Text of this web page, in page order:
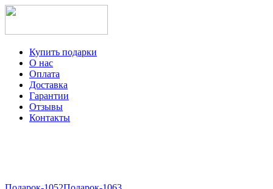
Купить подарки
О нас
Оплата
Доставка
Гарантии
Отзывы
Контакты